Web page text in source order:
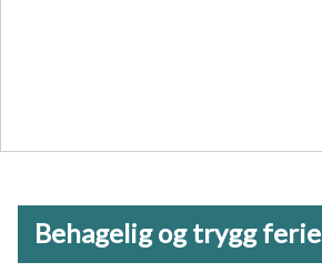
Behagelig og trygg ferie